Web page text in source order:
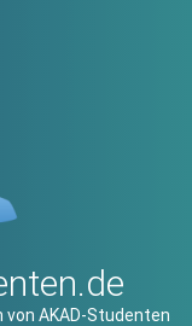
AKAD-Studenten